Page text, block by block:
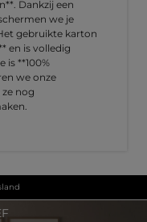
Dankzij een
we je
gebruikte karton
en is volledig
is **100%
we onze
nog